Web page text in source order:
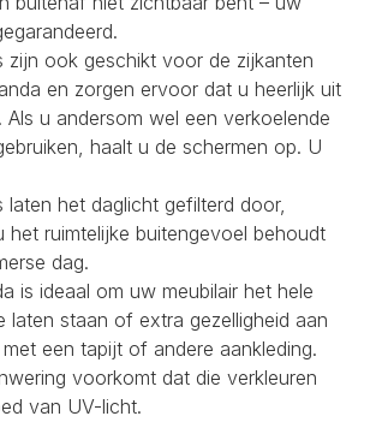
zijn ook geschikt voor de zijkanten
en zorgen ervoor dat u heerlijk uit
Als u andersom wel een verkoelende
haalt u de schermen op. U
laten het daglicht gefilterd door,
het ruimtelijke buitengevoel behoudt
dag.
is ideaal om uw meubilair het hele
laten staan of extra gezelligheid aan
een tapijt of andere aankleding.
voorkomt dat die verkleuren
van UV-licht.